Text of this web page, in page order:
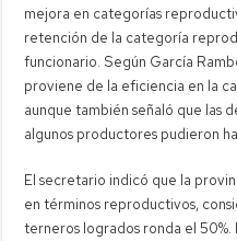
mejora en categorías
retención de la categoría
funcionario. Según García
proviene de la eficiencia en la
aunque también señaló que las
algunos productores pudieron
El secretario indicó que la
en términos reproductivos,
terneros logrados ronda el